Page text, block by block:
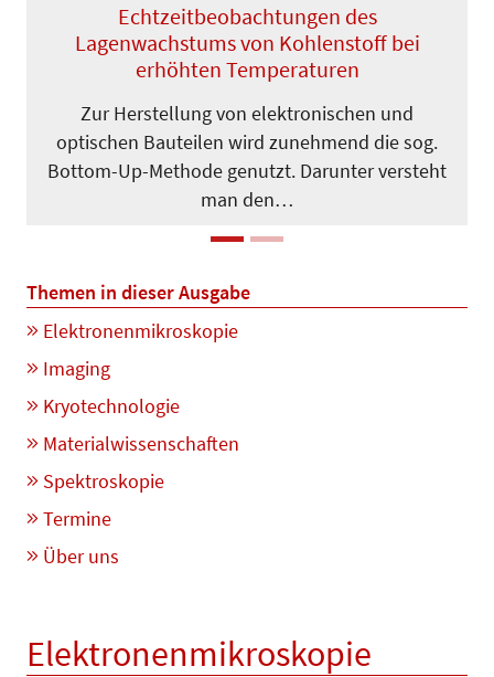
Echtzeitbeobachtungen des
Lagenwachstums von Kohlenstoff bei
erhöhten Temperaturen
Zur Herstellung von elektronischen und
optischen Bauteilen wird zunehmend die sog.
Bottom-Up-Me­thode genutzt. Darunter versteht
man den…
Themen in dieser Ausgabe
Elektronenmikroskopie
Imaging
Kryotechnologie
Materialwissenschaften
Spektroskopie
Termine
Über uns
Elektronenmikroskopie